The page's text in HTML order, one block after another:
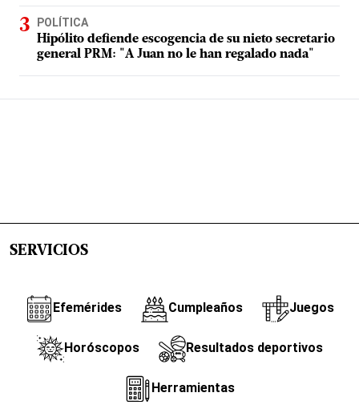
POLÍTICA
Hipólito defiende escogencia de su nieto secretario
general PRM: "A Juan no le han regalado nada"
SERVICIOS
Efemérides Cumpleaños Juegos
Horóscopos Resultados deportivos
Herramientas